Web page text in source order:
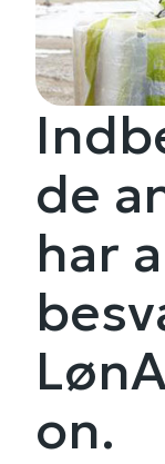
de
har
on.